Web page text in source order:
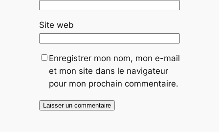
Site web
Enregistrer mon nom, mon e-mail
et mon site dans le navigateur
pour mon prochain commentaire.